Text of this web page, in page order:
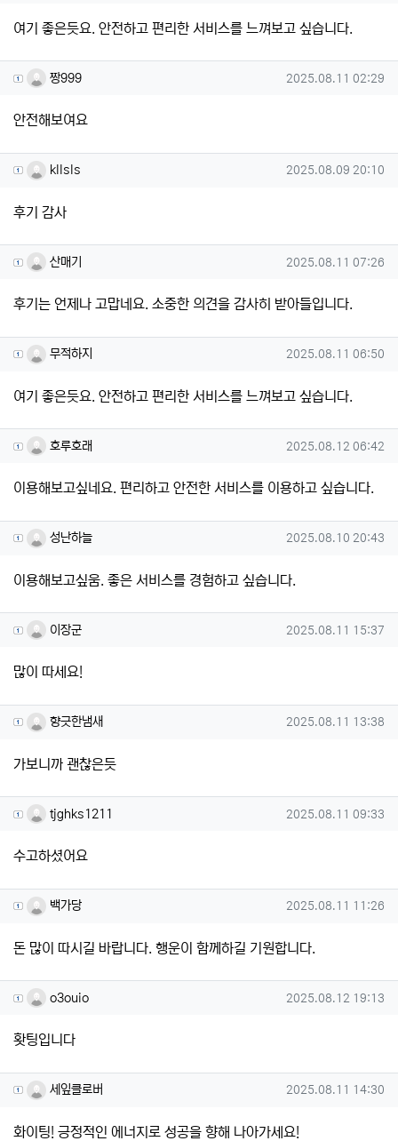
여기 좋은듯요. 안전하고 편리한 서비스를 느껴보고 싶습니다.
짱999님의 댓글
짱999 작성일
2025.08.11 02:29
안전해보여요
kllsls님의 댓글
kllsls 작성일
2025.08.09 20:10
후기 감사
산매기님의 댓글
산매기 작성일
2025.08.11 07:26
후기는 언제나 고맙네요. 소중한 의견을 감사히 받아들입니다.
무적하지님의 댓글
무적하지 작성일
2025.08.11 06:50
여기 좋은듯요. 안전하고 편리한 서비스를 느껴보고 싶습니다.
호루호래님의 댓글
호루호래 작성일
2025.08.12 06:42
이용해보고싶네요. 편리하고 안전한 서비스를 이용하고 싶습니다.
성난하늘님의 댓글
성난하늘 작성일
2025.08.10 20:43
이용해보고싶움. 좋은 서비스를 경험하고 싶습니다.
이장군님의 댓글
이장군 작성일
2025.08.11 15:37
많이 따세요!
향긋한냄새님의 댓글
향긋한냄새 작성일
2025.08.11 13:38
가보니까 괜찮은듯
tjghks1211님의 댓글
tjghks1211 작성일
2025.08.11 09:33
수고하셨어요
백가당님의 댓글
백가당 작성일
2025.08.11 11:26
돈 많이 따시길 바랍니다. 행운이 함께하길 기원합니다.
o3ouio님의 댓글
o3ouio 작성일
2025.08.12 19:13
홧팅입니다
세잎클로버님의 댓글
세잎클로버 작성일
2025.08.11 14:30
화이팅! 긍정적인 에너지로 성공을 향해 나아가세요!